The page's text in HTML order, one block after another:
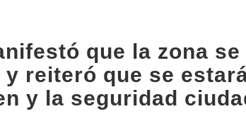
que la zona se
reiteró que se
y la seguridad